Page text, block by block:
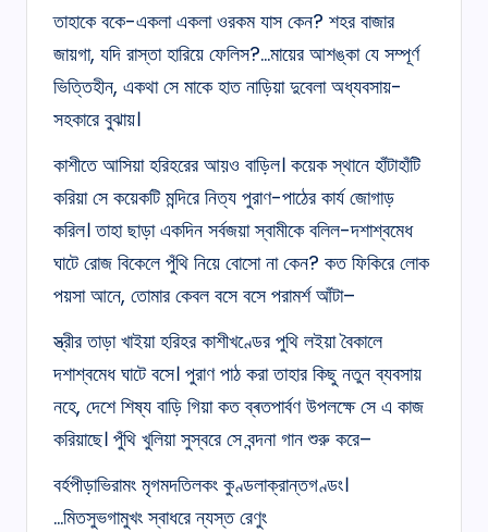
তাহাকে বকে-একলা একলা ওরকম যাস কেন? শহর বাজার
জায়গা, যদি রাস্তা হারিয়ে ফেলিস?…মায়ের আশঙ্কা যে সম্পূর্ণ
ভিত্তিহীন, একথা সে মাকে হাত নাড়িয়া দুবেলা অধ্যবসায়-
সহকারে বুঝায়।
কাশীতে আসিয়া হরিহরের আয়ও বাড়িল। কয়েক স্থানে হাঁটাহাঁটি
করিয়া সে কয়েকটি মন্দিরে নিত্য পুরাণ-পাঠের কার্য জোগাড়
করিল। তাহা ছাড়া একদিন সর্বজয়া স্বামীকে বলিল-দশাশ্বমেধ
ঘাটে রোজ বিকেলে পুঁথি নিয়ে বোসো না কেন? কত ফিকিরে লোক
পয়সা আনে, তোমার কেবল বসে বসে পরামর্শ আঁটা–
স্ত্রীর তাড়া খাইয়া হরিহর কাশীখণ্ডের পুথি লইয়া বৈকালে
দশাশ্বমেধ ঘাটে বসে। পুরাণ পাঠ করা তাহার কিছু নতুন ব্যবসায়
নহে, দেশে শিষ্য বাড়ি গিয়া কত ব্ৰতপার্বণ উপলক্ষে সে এ কাজ
করিয়াছে। পুঁথি খুলিয়া সুস্বরে সে বন্দনা গান শুরু করে–
বৰ্হপীড়াভিরামং মৃগমদতিলকং কুণ্ডলাক্রান্তগণ্ডং।
…মিতসুভগামুখং স্বাধরে ন্যস্ত রেণুং